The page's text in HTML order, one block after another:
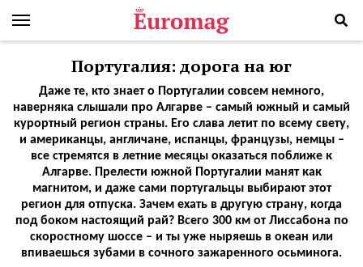
Португалия: дорога на юг
Даже те, кто знает о Португалии совсем немного,
наверняка слышали про Алгарве – самый южный и самый
курортный регион страны. Его слава летит по всему свету,
и американцы, англичане, испанцы, французы, немцы –
все стремятся в летние месяцы оказаться поближе к
Алгарве. Прелести южной Португалии манят как
магнитом, и даже сами португальцы выбирают этот
регион для отпуска. Зачем ехать в другую страну, когда
под боком настоящий рай? Всего 300 км от Лиссабона по
скоростному шоссе – и ты уже ныряешь в океан или
впиваешься зубами в сочного зажаренного осьминога.